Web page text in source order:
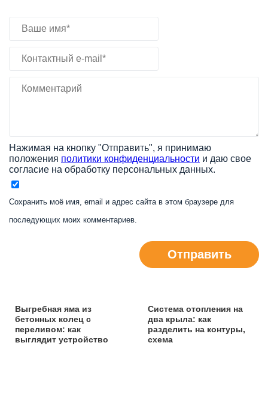
Нажимая на кнопку "Отправить", я принимаю
положения политики конфиденциальности и даю свое
согласие на обработку персональных данных.
Сохранить моё имя, email и адрес сайта в этом браузере для
последующих моих комментариев.
Отправить
Выгребная яма из
бетонных колец с
переливом: как
выглядит устройство
Система отопления на
два крыла: как
разделить на контуры,
схема